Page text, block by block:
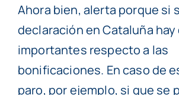
Ahora bien, alerta porque si
declaración en Cataluña
importantes respecto a las
bonificaciones. En caso de
paro, por ejemplo, si que se